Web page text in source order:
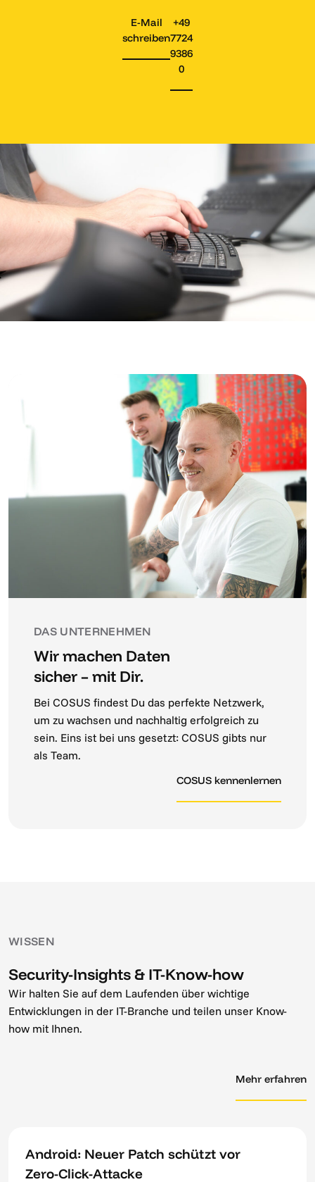
E-Mail
schreiben
+49
7724
9386
0
DAS UNTERNEHMEN
Wir machen Daten
sicher – mit Dir.
Bei COSUS findest Du das perfekte Netzwerk,
um zu wachsen und nachhaltig erfolgreich zu
sein. Eins ist bei uns gesetzt: COSUS gibts nur
als Team.
COSUS kennenlernen
WISSEN
Security-Insights & IT-Know-how
Wir halten Sie auf dem Laufenden über wichtige
Entwicklungen in der IT-Branche und teilen unser Know-
how mit Ihnen.
Mehr erfahren
Android: Neuer Patch schützt vor
Zero-Click-Attacke